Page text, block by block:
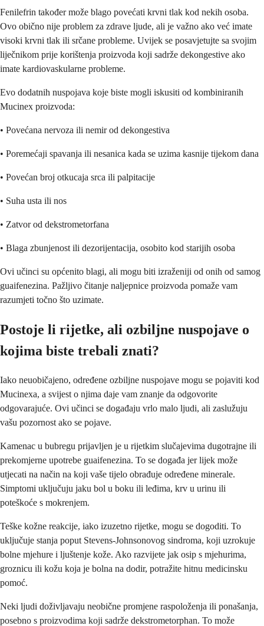
Fenilefrin također može blago povećati krvni tlak kod nekih osoba.
Ovo obično nije problem za zdrave ljude, ali je važno ako već imate
visoki krvni tlak ili srčane probleme. Uvijek se posavjetujte sa svojim
liječnikom prije korištenja proizvoda koji sadrže dekongestive ako
imate kardiovaskularne probleme.
Evo dodatnih nuspojava koje biste mogli iskusiti od kombiniranih
Mucinex proizvoda:
• Povećana nervoza ili nemir od dekongestiva
• Poremećaji spavanja ili nesanica kada se uzima kasnije tijekom dana
• Povećan broj otkucaja srca ili palpitacije
• Suha usta ili nos
• Zatvor od dekstrometorfana
• Blaga zbunjenost ili dezorijentacija, osobito kod starijih osoba
Ovi učinci su općenito blagi, ali mogu biti izraženiji od onih od samog
guaifenezina. Pažljivo čitanje naljepnice proizvoda pomaže vam
razumjeti točno što uzimate.
Postoje li rijetke, ali ozbiljne nuspojave o
kojima biste trebali znati?
Iako neuobičajeno, određene ozbiljne nuspojave mogu se pojaviti kod
Mucinexa, a svijest o njima daje vam znanje da odgovorite
odgovarajuće. Ovi učinci se događaju vrlo malo ljudi, ali zaslužuju
vašu pozornost ako se pojave.
Kamenac u bubregu prijavljen je u rijetkim slučajevima dugotrajne ili
prekomjerne upotrebe guaifenezina. To se događa jer lijek može
utjecati na način na koji vaše tijelo obrađuje određene minerale.
Simptomi uključuju jaku bol u boku ili leđima, krv u urinu ili
poteškoće s mokrenjem.
Teške kožne reakcije, iako izuzetno rijetke, mogu se dogoditi. To
uključuje stanja poput Stevens-Johnsonovog sindroma, koji uzrokuje
bolne mjehure i ljuštenje kože. Ako razvijete jak osip s mjehurima,
groznicu ili kožu koja je bolna na dodir, potražite hitnu medicinsku
pomoć.
Neki ljudi doživljavaju neobične promjene raspoloženja ili ponašanja,
posebno s proizvodima koji sadrže dekstrometorphan. To može